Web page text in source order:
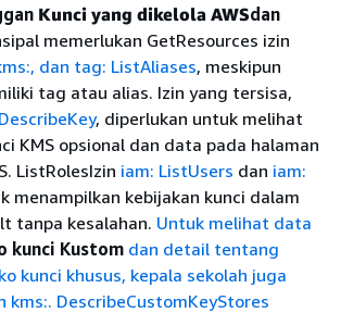
Kunci yang dikelola AWSdan
memerlukan GetResources izin
dan tag: ListAliases, meskipun
tag atau alias. Izin yang tersisa,
, diperlukan untuk melihat
KMS opsional dan data pada halaman
ListRolesIzin iam: ListUsers dan iam:
menampilkan kebijakan kunci dalam
tanpa kesalahan. Untuk melihat data
kunci Kustom dan detail tentang
kunci khusus, kepala sekolah juga
kms:. DescribeCustomKeyStores